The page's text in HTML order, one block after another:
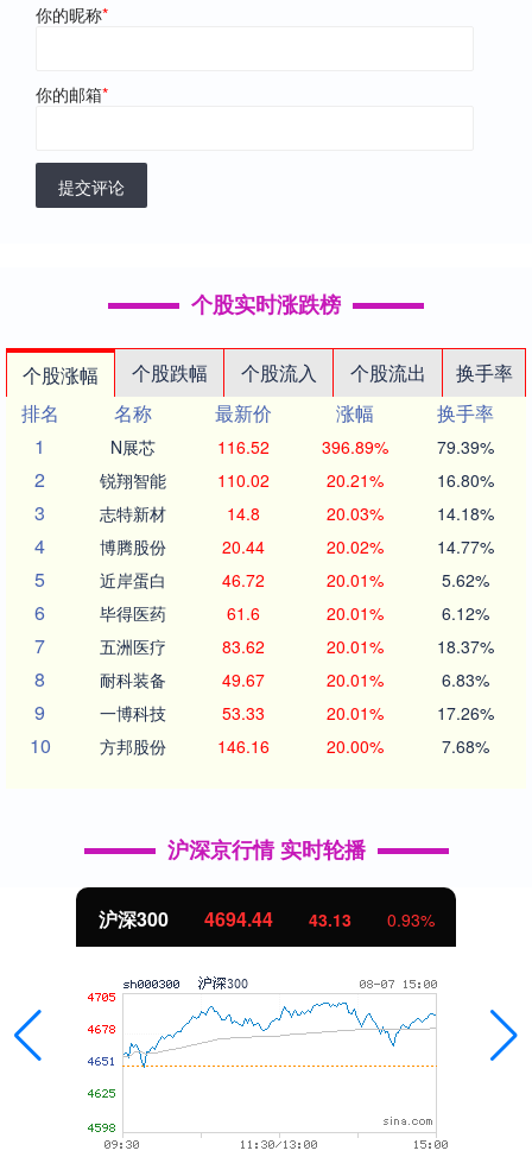
你的昵称*
你的邮箱*
提交评论
个股实时涨跌榜
个股涨幅 个股跌幅 个股流入 个股流出
换手率
排名
名称 最新价 涨幅
换手率
1
N展芯 116.52 396.89% 79.39%
2 锐翔智能 110.02 20.21% 16.80%
3 志特新材 14.8 20.03% 14.18%
4 博腾股份 20.44 20.02% 14.77%
5 近岸蛋白 46.72 20.01% 5.62%
6 毕得医药 61.6 20.01% 6.12%
7 五洲医疗 83.62 20.01% 18.37%
8 耐科装备 49.67 20.01% 6.83%
9 一博科技 53.33 20.01% 17.26%
10 方邦股份 146.16 20.00% 7.68%
沪深京行情 实时轮播
沪深300 4694.44 43.13 0.93%